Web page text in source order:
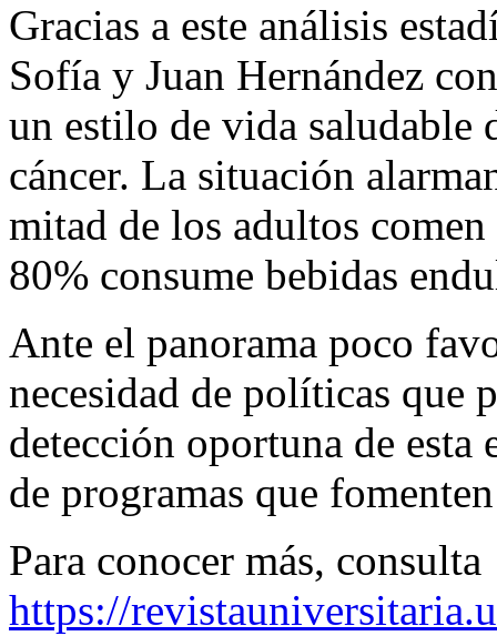
Gracias a este análisis
Sofía y Juan Hernández
un estilo de vida saludable
cáncer. La situación
mitad de los adultos
80% consume bebidas
Ante el panorama poco
necesidad de políticas que
detección oportuna de esta
de programas que
Para conocer más, consulta
https://